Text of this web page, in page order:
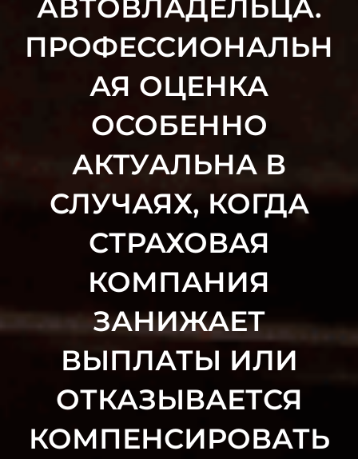
АВТОВЛАДЕЛЬЦА.
ПРОФЕССИОНАЛЬН
АЯ ОЦЕНКА
ОСОБЕННО
АКТУАЛЬНА В
СЛУЧАЯХ, КОГДА
СТРАХОВАЯ
КОМПАНИЯ
ЗАНИЖАЕТ
ВЫПЛАТЫ ИЛИ
ОТКАЗЫВАЕТСЯ
КОМПЕНСИРОВАТЬ